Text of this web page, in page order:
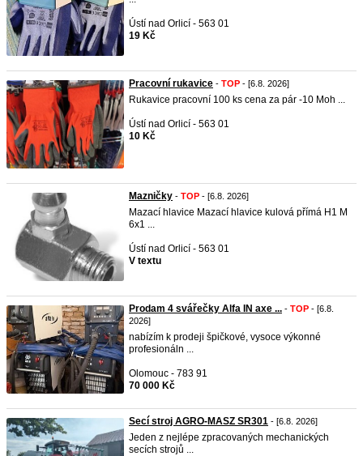
Ústí nad Orlicí - 563 01
19 Kč
Pracovní rukavice - TOP - [6.8. 2026]
Rukavice pracovní 100 ks cena za pár -10 Moh ...
Ústí nad Orlicí - 563 01
10 Kč
Mazničky - TOP - [6.8. 2026]
Mazací hlavice Mazací hlavice kulová přímá H1 M
6x1 ...
Ústí nad Orlicí - 563 01
V textu
Prodam 4 svářečky Alfa IN axe ... - TOP - [6.8.
2026]
nabízím k prodeji špičkové, vysoce výkonné
profesionáln ...
Olomouc - 783 91
70 000 Kč
Secí stroj AGRO-MASZ SR301 - [6.8. 2026]
Jeden z nejlépe zpracovaných mechanických
secích strojů ...